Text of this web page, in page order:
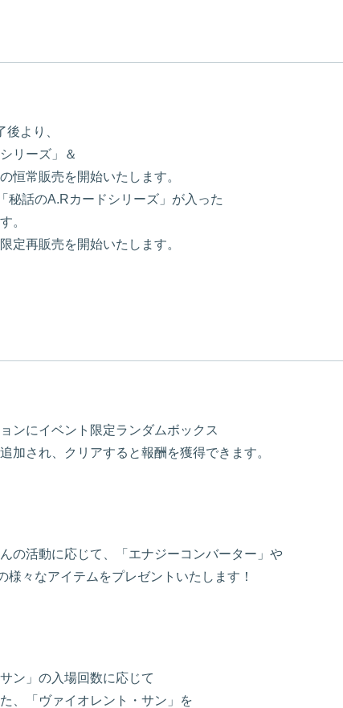
より、
リーズ」＆
恒常販売を開始いたします。
秘話のA.Rカードシリーズ」が入った
。
定再販売を開始いたします。
ンにイベント限定ランダムボックス
加され、クリアすると報酬を獲得できます。
の活動に応じて、「エナジーコンバーター」や
様々なアイテムをプレゼントいたします！
ン」の入場回数に応じて
、「ヴァイオレント・サン」を